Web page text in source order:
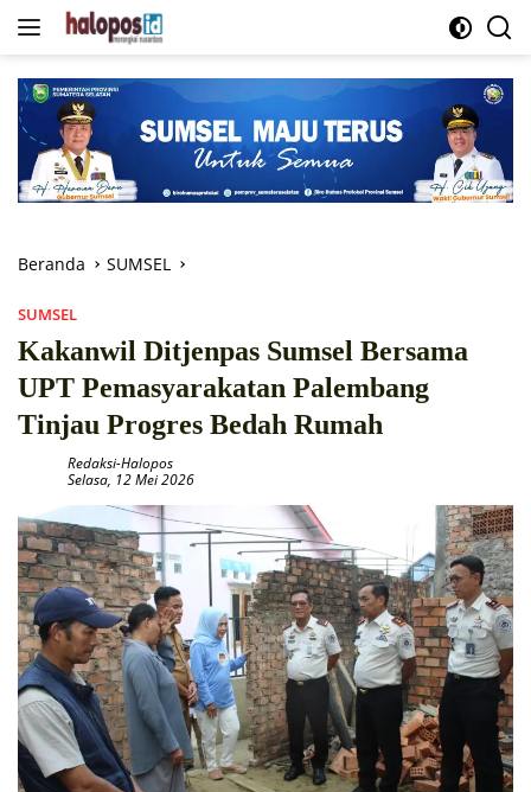
Langsung
Beranda SUMSEL
SUMSEL
Kakanwil Ditjenpas Sumsel Bersama
UPT Pemasyarakatan Palembang
Tinjau Progres Bedah Rumah
Redaksi-Halopos
Selasa, 12 Mei 2026